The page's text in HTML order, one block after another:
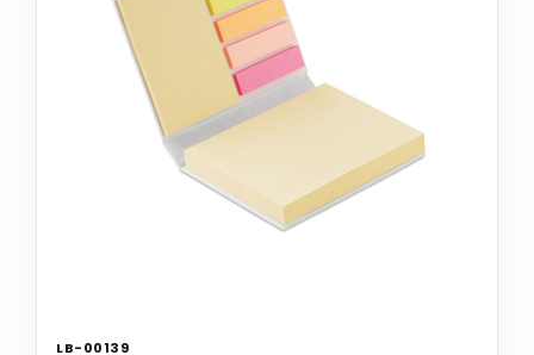
LB-00139